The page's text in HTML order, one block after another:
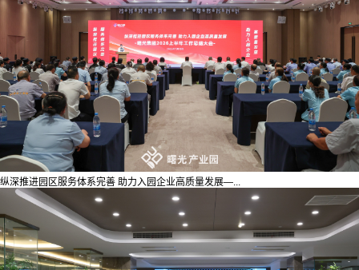
纵深推进园区服务体系完善 助力入园企业高质量发展—...